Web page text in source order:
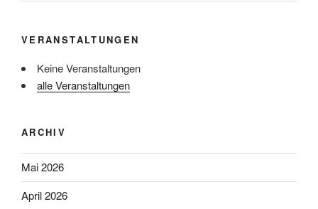
VERANSTALTUNGEN
Keine Veranstaltungen
alle Veranstaltungen
ARCHIV
Mai 2026
April 2026